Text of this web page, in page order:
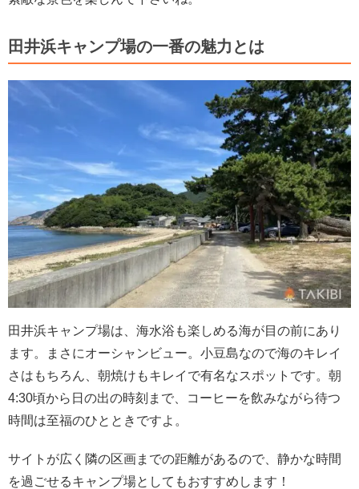
田井浜キャンプ場の一番の魅力とは
田井浜キャンプ場は、海水浴も楽しめる海が目の前にあり
ます。まさにオーシャンビュー。小豆島なので海のキレイ
さはもちろん、朝焼けもキレイで有名なスポットです。朝
4:30頃から日の出の時刻まで、コーヒーを飲みながら待つ
時間は至福のひとときですよ。
サイトが広く隣の区画までの距離があるので、静かな時間
を過ごせるキャンプ場としてもおすすめします！